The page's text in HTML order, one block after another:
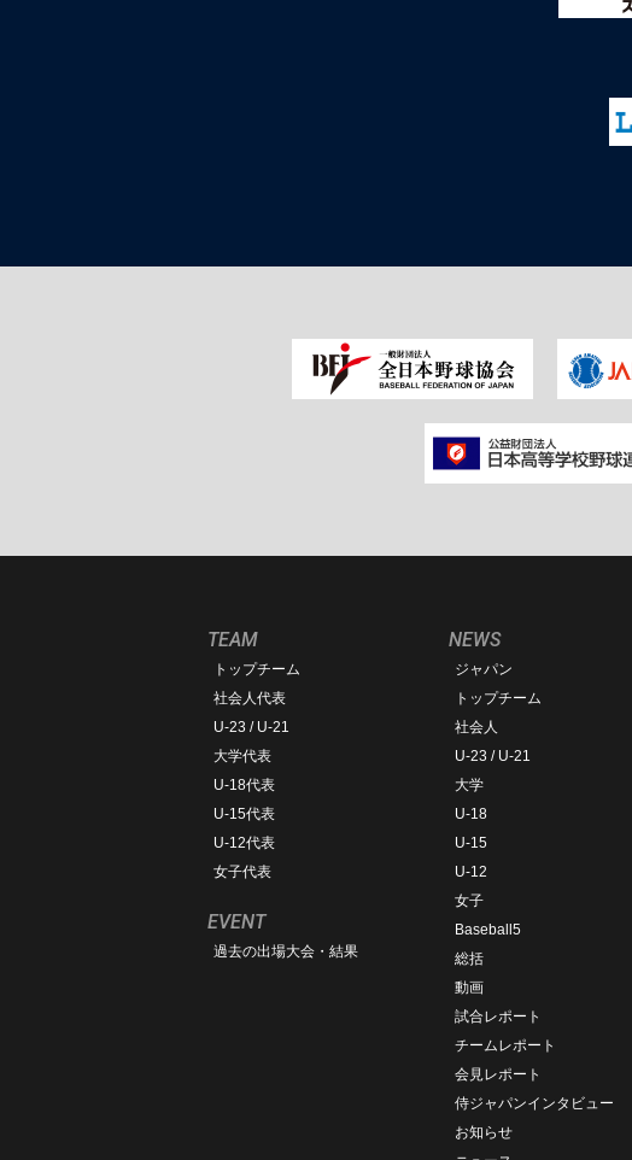
TEAM
トップチーム
社会人代表
U-23 / U-21
大学代表
U-18代表
U-15代表
U-12代表
女子代表
EVENT
過去の出場大会・結果
NEWS
ジャパン
トップチーム
社会人
U-23 / U-21
大学
U-18
U-15
U-12
女子
Baseball5
総括
動画
試合レポート
チームレポート
会見レポート
侍ジャパンインタビュー
お知らせ